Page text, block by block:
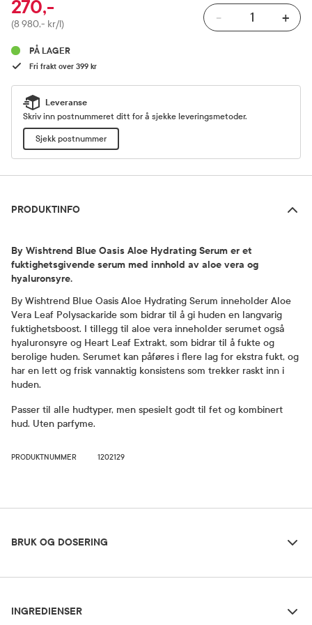
Pris
270,-
(8 980,- kr/l) - +
PÅ LAGER
Fri frakt over 399 kr
Leveranse
Skriv inn postnummeret ditt for å sjekke leveringsmetoder.
Sjekk postnummer
PRODUKTINFO
By Wishtrend Blue Oasis Aloe Hydrating Serum er et
fuktighetsgivende serum med innhold av aloe vera og
hyaluronsyre.
By Wishtrend Blue Oasis Aloe Hydrating Serum inneholder Aloe
Vera Leaf Polysackaride som bidrar til å gi huden en langvarig
fuktighetsboost. I tillegg til aloe vera inneholder serumet også
hyaluronsyre og Heart Leaf Extrakt, som bidrar til å fukte og
berolige huden. Serumet kan påføres i flere lag for ekstra fukt, og
har en lett og frisk vannaktig konsistens som trekker raskt inn i
huden.
Passer til alle hudtyper, men spesielt godt til fet og kombinert
hud. Uten parfyme.
PRODUKTNUMMER 1202129
BRUK OG DOSERING
Påføres på ren hud etter evt. toner. Fordel 3-4 dråper av serumet
INGREDIENSER